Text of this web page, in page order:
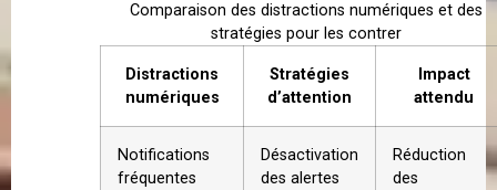
Comparaison des distractions numériques et des
stratégies pour les contrer
Distractions
numériques
Stratégies
d’attention
Impact
attendu
Notifications
fréquentes
Désactivation
des alertes
Réduction
des